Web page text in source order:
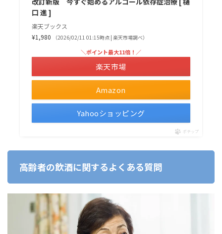
口 進 ]
楽天ブックス
¥1,980
（2026/02/11 01:15時点 | 楽天市場調べ）
Amazon
＼ポイント最大11倍！／
楽天市場
Yahooショッピング
ポチップ
高齢者の飲酒に関するよくある質問